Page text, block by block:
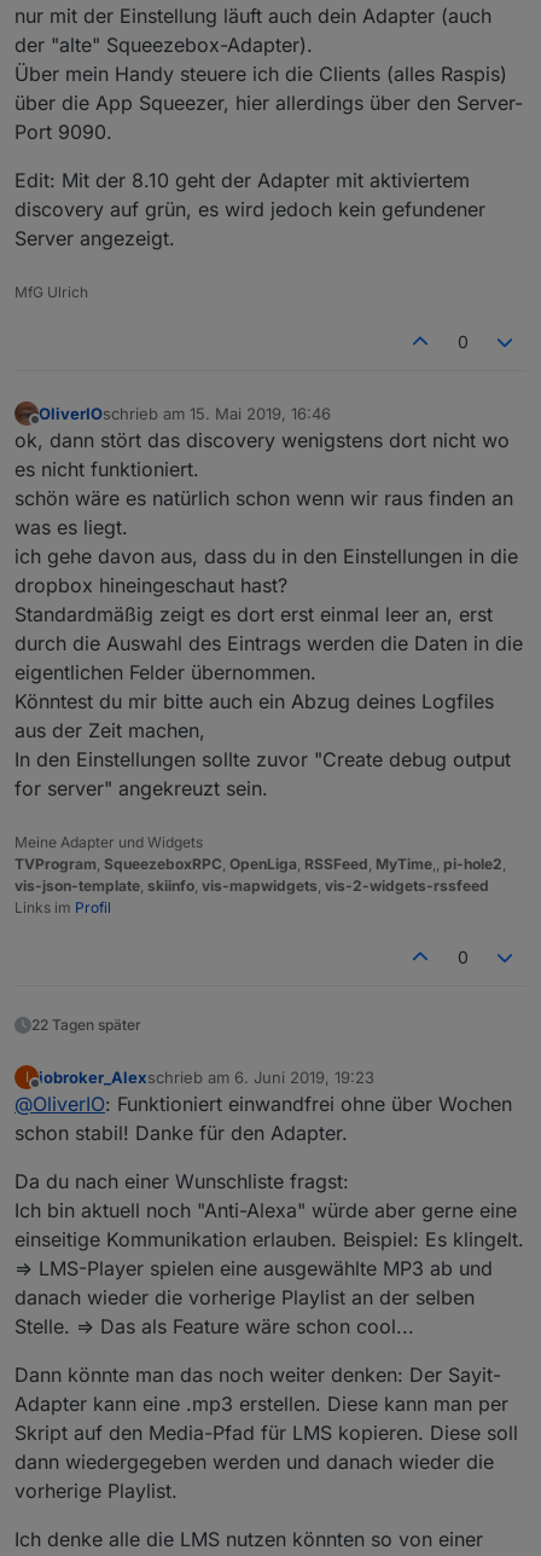
nur mit der Einstellung läuft auch dein Adapter (auch
der "alte" Squeezebox-Adapter).
Über mein Handy steuere ich die Clients (alles Raspis)
über die App Squeezer, hier allerdings über den Server-
Port 9090.
Edit: Mit der 8.10 geht der Adapter mit aktiviertem
discovery auf grün, es wird jedoch kein gefundener
Server angezeigt.
MfG Ulrich
0
Offline
OliverIOschrieb am 15. Mai 2019, 16:46
zuletzt editiert von
ok, dann stört das discovery wenigstens dort nicht wo
es nicht funktioniert.
schön wäre es natürlich schon wenn wir raus finden an
was es liegt.
ich gehe davon aus, dass du in den Einstellungen in die
dropbox hineingeschaut hast?
Standardmäßig zeigt es dort erst einmal leer an, erst
durch die Auswahl des Eintrags werden die Daten in die
eigentlichen Felder übernommen.
Könntest du mir bitte auch ein Abzug deines Logfiles
aus der Zeit machen,
In den Einstellungen sollte zuvor "Create debug output
for server" angekreuzt sein.
Meine Adapter und Widgets
TVProgram, SqueezeboxRPC, OpenLiga, RSSFeed, MyTime,, pi-hole2,
vis-json-template, skiinfo, vis-mapwidgets, vis-2-widgets-rssfeed
Links im Profil
0
22 Tagen später
I
Offline
iobroker_Alexschrieb am 6. Juni 2019, 19:23
zuletzt editiert von
@OliverIO: Funktioniert einwandfrei ohne über Wochen
schon stabil! Danke für den Adapter.
Da du nach einer Wunschliste fragst:
Ich bin aktuell noch "Anti-Alexa" würde aber gerne eine
einseitige Kommunikation erlauben. Beispiel: Es klingelt.
=> LMS-Player spielen eine ausgewählte MP3 ab und
danach wieder die vorherige Playlist an der selben
Stelle. => Das als Feature wäre schon cool...
Dann könnte man das noch weiter denken: Der Sayit-
Adapter kann eine .mp3 erstellen. Diese kann man per
Skript auf den Media-Pfad für LMS kopieren. Diese soll
dann wiedergegeben werden und danach wieder die
vorherige Playlist.
Ich denke alle die LMS nutzen könnten so von einer